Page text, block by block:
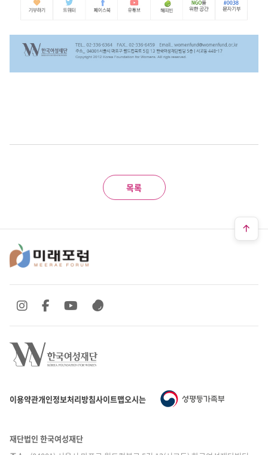
목록
이용약관개인정보처리방침사이트맵오시는 길
SNS 바로가기
SNS 바로가기SNS 바로가기
SNS 바로가기
재단법인 한국여성재단